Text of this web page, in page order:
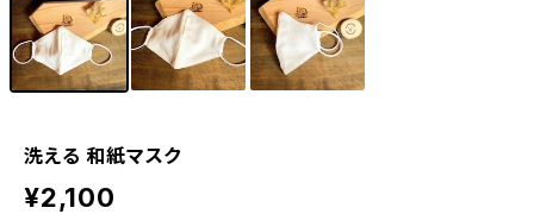
洗える 和紙マスク
¥2,100